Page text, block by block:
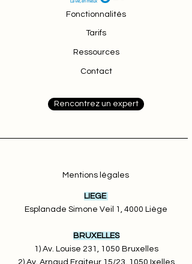
Fonctionnalités
Tarifs
Ressources
Contact
Rencontrez un expert
Mentions légales
LIEGE
Esplanade Simone Veil 1, 4000 Liège
BRUXELLES
1) Av. Louise 231, 1050 Bruxelles
2) Av. Arnaud Fraiteur 15/23, 1050 Ixelles